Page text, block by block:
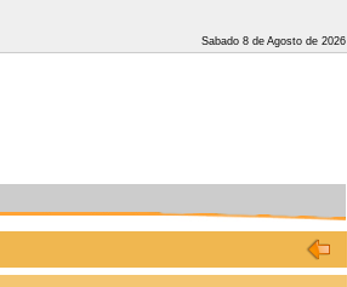
Sabado 8 de Agosto de 2026